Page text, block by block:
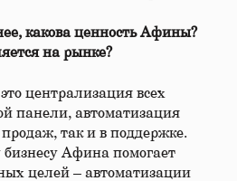
какова ценность Афины?
на рынке?
централизация всех
панели, автоматизация
продаж, так и в поддержке.
Афина помогает
целей – автоматизации